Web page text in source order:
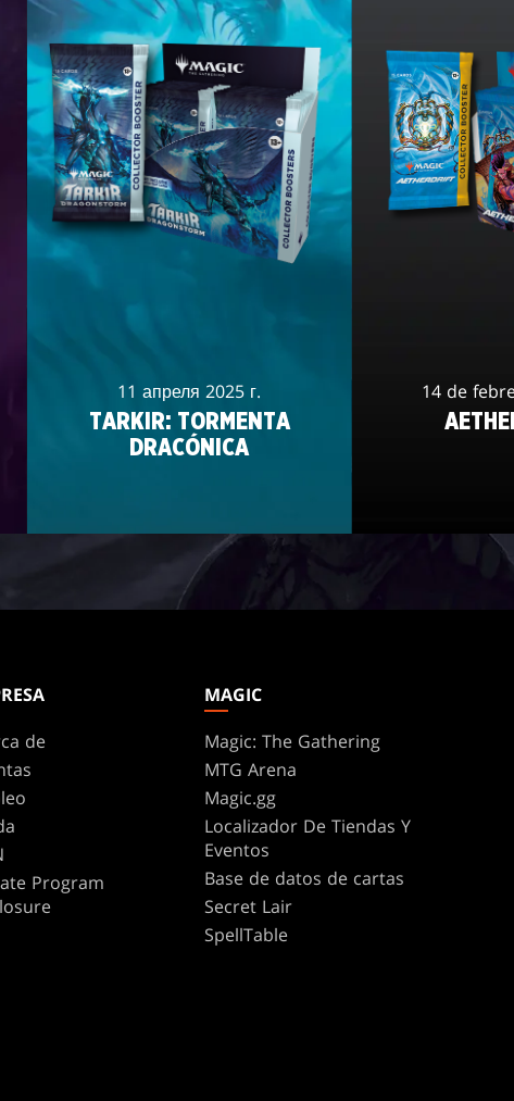
11 апреля 2025 г.
TARKIR: TORMENTA
DRACÓNICA
14 de
de
Program
MAGIC
Magic: The Gathering
MTG Arena
Magic.gg
Localizador De Tiendas Y
Eventos
Base de datos de cartas
Secret Lair
SpellTable